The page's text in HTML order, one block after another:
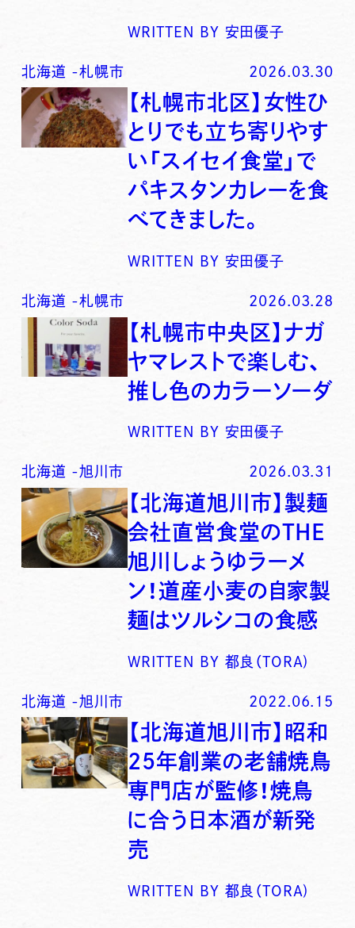
WRITTEN BY 安田優子
北海道 -札幌市 2026.03.30
【札幌市北区】女性ひ
とりでも立ち寄りやす
い「スイセイ食堂」で
パキスタンカレーを食
べてきました。
WRITTEN BY 安田優子
北海道 -札幌市 2026.03.28
【札幌市中央区】ナガ
ヤマレストで楽しむ、
推し色のカラーソーダ
WRITTEN BY 安田優子
北海道 -旭川市 2026.03.31
【北海道旭川市】製麺
会社直営食堂のTHE
旭川しょうゆラーメ
ン！道産小麦の自家製
麺はツルシコの食感
WRITTEN BY 都良（TORA)
北海道 -旭川市 2022.06.15
【北海道旭川市】昭和
25年創業の老舗焼鳥
専門店が監修！焼鳥
に合う日本酒が新発
売
WRITTEN BY 都良（TORA)